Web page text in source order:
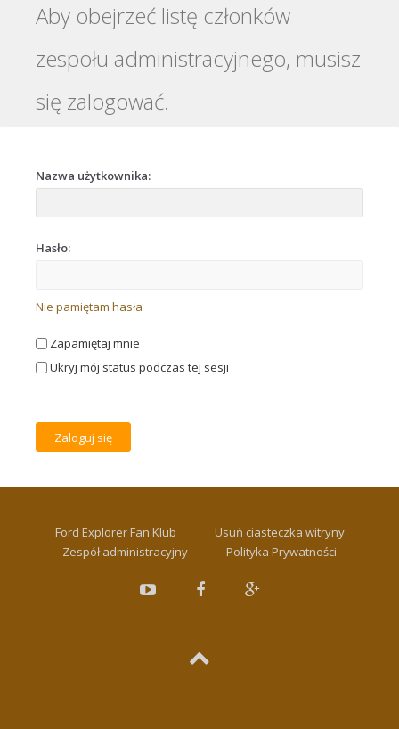
Aby obejrzeć listę członków
zespołu administracyjnego, musisz
się zalogować.
Nazwa użytkownika:
Hasło:
Nie pamiętam hasła
Zapamiętaj mnie
Ukryj mój status podczas tej sesji
Ford Explorer Fan Klub
Usuń ciasteczka witryny
Zespół administracyjny
Polityka Prywatności